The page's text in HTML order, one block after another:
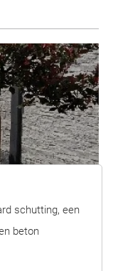
schutting, een
beton